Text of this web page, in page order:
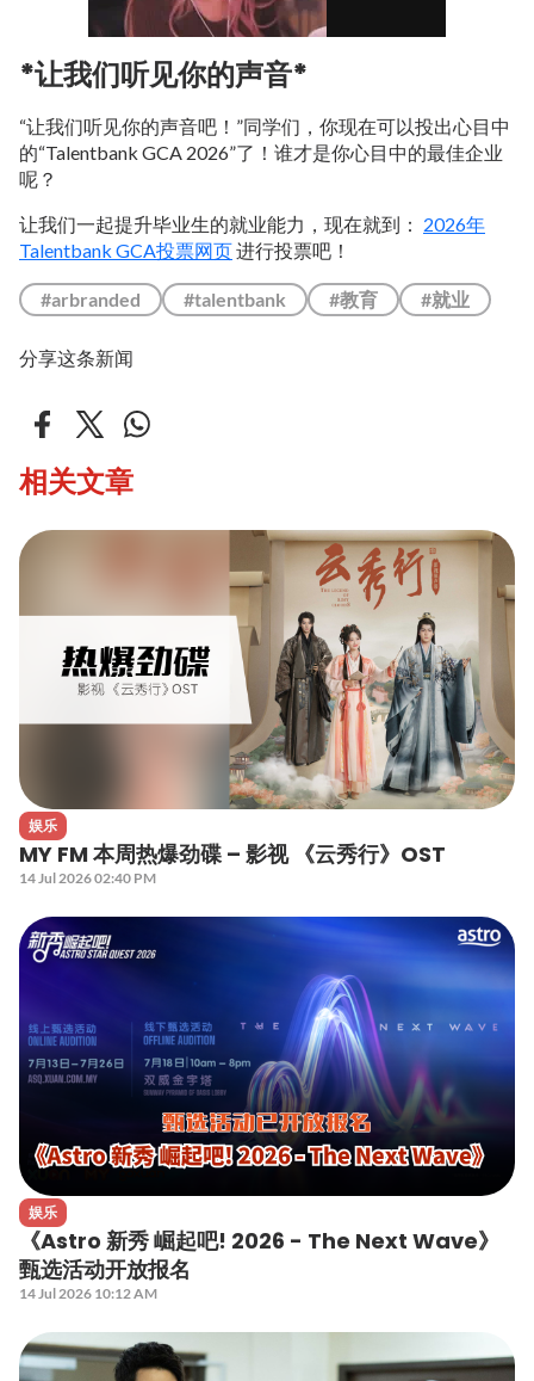
*让我们听见你的声音*
“让我们听见你的声音吧！”同学们，你现在可以投出心目中
的“Talentbank GCA 2026”了！谁才是你心目中的最佳企业
呢？
让我们一起提升毕业生的就业能力，现在就到： 2026年
Talentbank GCA投票网页进行投票吧！
#arbranded #talentbank #教育 #就业
分享这条新闻
相关文章
娱乐
MY FM 本周热爆劲碟 – 影视 《云秀行》OST
14 Jul 2026 02:40 PM
娱乐
《Astro 新秀 崛起吧! 2026 - The Next Wave》
甄选活动开放报名
14 Jul 2026 10:12 AM